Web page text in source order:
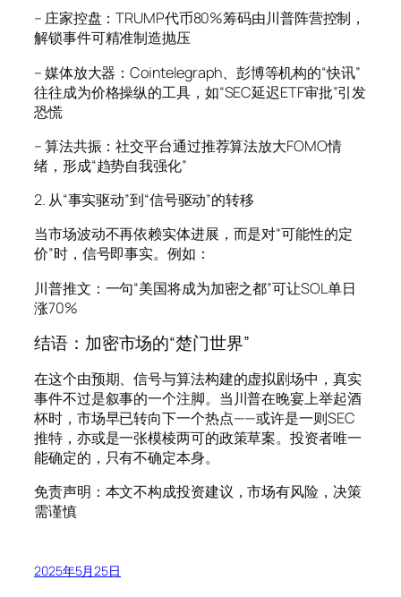
– 庄家控盘：TRUMP代币80%筹码由川普阵营控制，
解锁事件可精准制造抛压
– 媒体放大器：Cointelegraph、彭博等机构的“快讯”
往往成为价格操纵的工具，如“SEC延迟ETF审批”引发
恐慌
– 算法共振：社交平台通过推荐算法放大FOMO情
绪，形成“趋势自我强化”
2. 从“事实驱动”到“信号驱动”的转移
当市场波动不再依赖实体进展，而是对“可能性的定
价”时，信号即事实。例如：
川普推文：一句“美国将成为加密之都”可让SOL单日
涨70%
结语：加密市场的“楚门世界”
在这个由预期、信号与算法构建的虚拟剧场中，真实
事件不过是叙事的一个注脚。当川普在晚宴上举起酒
杯时，市场早已转向下一个热点——或许是一则SEC
推特，亦或是一张模棱两可的政策草案。投资者唯一
能确定的，只有不确定本身。
免责声明：本文不构成投资建议，市场有风险，决策
需谨慎
2025年5月25日